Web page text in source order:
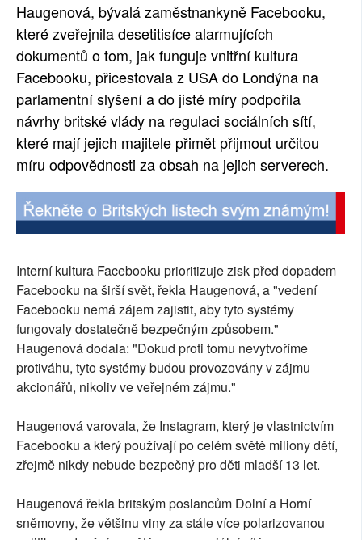
Haugenová, bývalá zaměstnankyně Facebooku,
které zveřejnila desetitisíce alarmujících
dokumentů o tom, jak funguje vnitřní kultura
Facebooku, přicestovala z USA do Londýna na
parlamentní slyšení a do jisté míry podpořila
návrhy britské vlády na regulaci sociálních sítí,
které mají jejich majitele přimět přijmout určitou
míru odpovědnosti za obsah na jejich serverech.
Interní kultura Facebooku prioritizuje zisk před dopadem
Facebooku na širší svět, řekla Haugenová, a "vedení
Facebooku nemá zájem zajistit, aby tyto systémy
fungovaly dostatečně bezpečným způsobem."
Haugenová dodala: "Dokud proti tomu nevytvoříme
protiváhu, tyto systémy budou provozovány v zájmu
akcionářů, nikoliv ve veřejném zájmu."
Haugenová varovala, že Instagram, který je vlastnictvím
Facebooku a který používají po celém světě miliony dětí,
zřejmě nikdy nebude bezpečný pro děti mladší 13 let.
Haugenová řekla britským poslancům Dolní a Horní
sněmovny, že většinu viny za stále více polarizovanou